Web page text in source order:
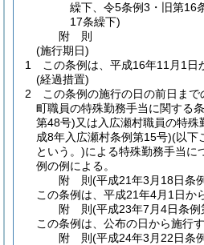
繰下、令5条例3・旧第16
17条繰下)
附 則
(施行期日)
1
この条例は、平成16年11月1日
(経過措置)
2
この条例の施行の日の前日ま
町職員の特殊勤務手当に関する
第48号)又は入広瀬村職員の特殊
成8年入広瀬村条例第15号)(以下
という。)による特殊勤務手当に
例の例による。
附 則(平成21年3月18日条
この条例は、平成21年4月1日か
附 則(平成23年7月4日条例
この条例は、公布の日から施行す
附 則(平成24年3月22日条